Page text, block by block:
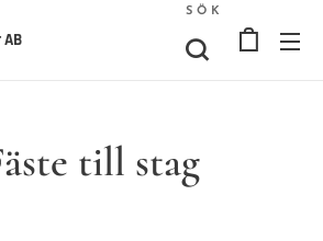
SÖK
till stag